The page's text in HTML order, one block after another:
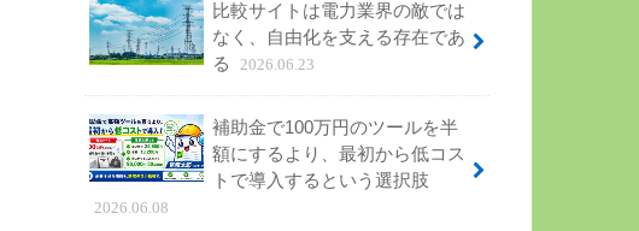
比較サイトは電力業界の敵では
なく、自由化を支える存在であ
る
2026.06.23
補助金で100万円のツールを半
額にするより、最初から低コス
トで導入するという選択肢
2026.06.08